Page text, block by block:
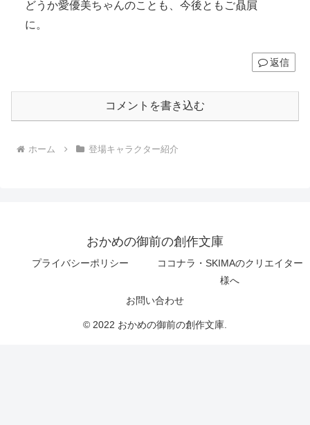
どうか愛優美ちゃんのことも、今後ともご贔屓
に。
返信
コメントを書き込む
ホーム 登場キャラクター紹介
おかめの御前の創作文庫
プライバシーポリシー
ココナラ・SKIMAのクリエイター
様へ
お問い合わせ
© 2022 おかめの御前の創作文庫.